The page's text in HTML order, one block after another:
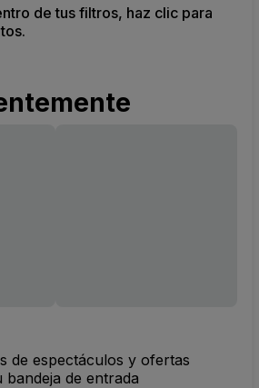
de tus filtros, haz clic para
de espectáculos y ofertas
de entrada